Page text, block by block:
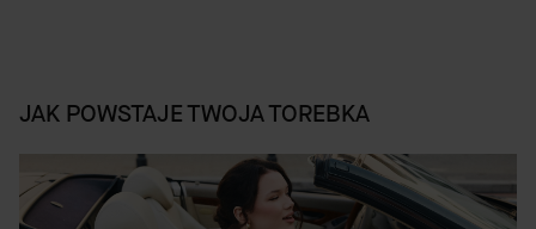
JAK POWSTAJE TWOJA TOREBKA